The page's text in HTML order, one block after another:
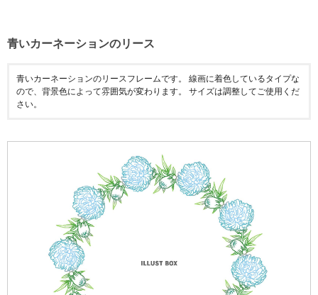
青いカーネーションのリース
青いカーネーションのリースフレームです。 線画に着色しているタイプな
ので、背景色によって雰囲気が変わります。 サイズは調整してご使用くだ
さい。